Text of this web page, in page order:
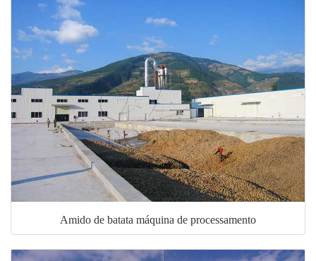
Amido de batata máquina de processamento